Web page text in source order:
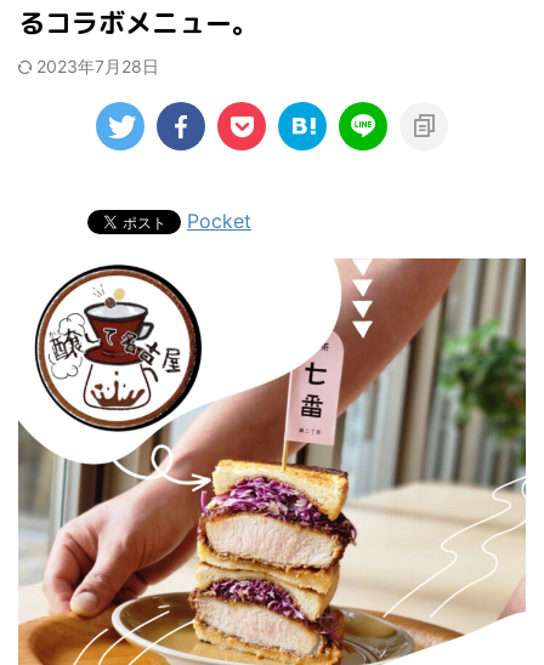
るコラボメニュー。
2023年7月28日
Pocket